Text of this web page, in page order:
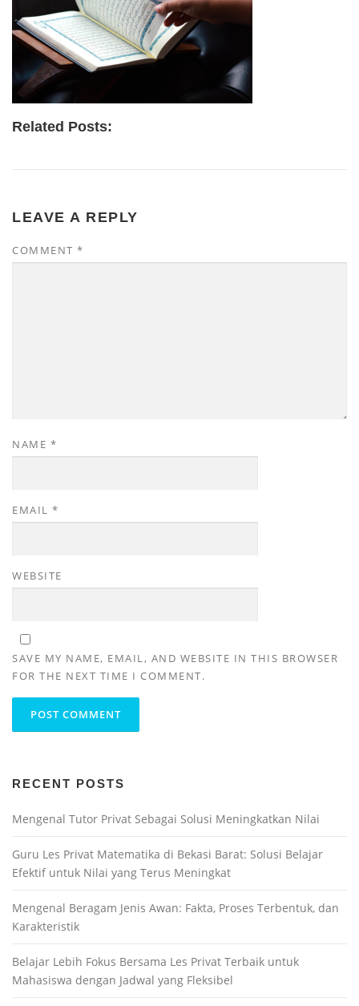
Related Posts:
LEAVE A REPLY
COMMENT *
NAME *
EMAIL *
WEBSITE
SAVE MY NAME, EMAIL, AND WEBSITE IN THIS BROWSER
FOR THE NEXT TIME I COMMENT.
RECENT POSTS
Mengenal Tutor Privat Sebagai Solusi Meningkatkan Nilai
Guru Les Privat Matematika di Bekasi Barat: Solusi Belajar
Efektif untuk Nilai yang Terus Meningkat
Mengenal Beragam Jenis Awan: Fakta, Proses Terbentuk, dan
Karakteristik
Belajar Lebih Fokus Bersama Les Privat Terbaik untuk
Mahasiswa dengan Jadwal yang Fleksibel